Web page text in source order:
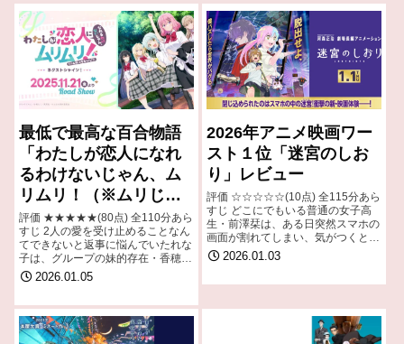
日々の…
最低で最高な百合物語
「わたしが恋人になれ
るわけないじゃん、ム
リムリ！（※ムリじゃ
なかった!?）ネクスト
シャイン！」レビュー
評価 ★★★★★(80点) 全110分あら
すじ 2人の愛を受け止めることなん
てできないと返事に悩んでいたれな
子は、グループの妹的存在・香穂に
誘われてコスプレイベントに参加す
ることになる。引用- Wikipedia
2026.01.05
2026年アニメ映画ワー
スト１位「迷宮のしお
り」レビュー
評価 ☆☆☆☆☆(10点) 全115分あら
すじ どこにでもいる普通の女子高
生・前澤栞は、ある日突然スマホの
画面が割れてしまい、気がつくと異
世界の横浜にいた。 引用-
Wikipedia
2026.01.03